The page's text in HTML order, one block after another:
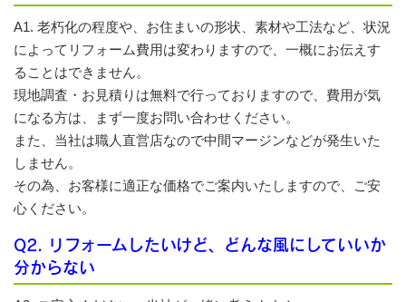
A1. 老朽化の程度や、お住まいの形状、素材や工法など、状況
によってリフォーム費用は変わりますので、一概にお伝えす
ることはできません。
現地調査・お見積りは無料で行っておりますので、費用が気
になる方は、まず一度お問い合わせください。
また、当社は職人直営店なので中間マージンなどが発生いた
しません。
その為、お客様に適正な価格でご案内いたしますので、ご安
心ください。
Q2. リフォームしたいけど、どんな風にしていいか
分からない